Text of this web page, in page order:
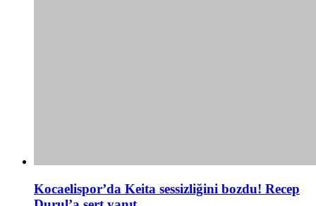
Kocaelispor’da Keita sessizliğini bozdu! Recep